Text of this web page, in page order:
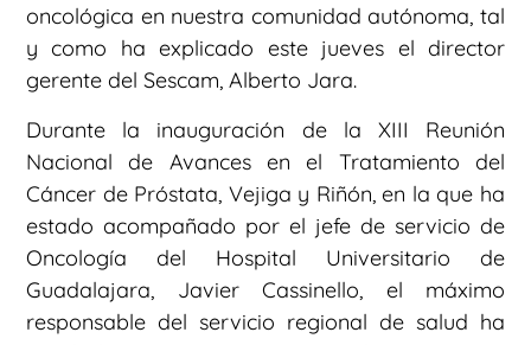
oncológica en nuestra comunidad autónoma, tal
y como ha explicado este jueves el director
gerente del Sescam, Alberto Jara.
Durante la inauguración de la XIII Reunión
Nacional de Avances en el Tratamiento del
Cáncer de Próstata, Vejiga y Riñón, en la que ha
estado acompañado por el jefe de servicio de
Oncología del Hospital Universitario de
Guadalajara, Javier Cassinello, el máximo
responsable del servicio regional de salud ha